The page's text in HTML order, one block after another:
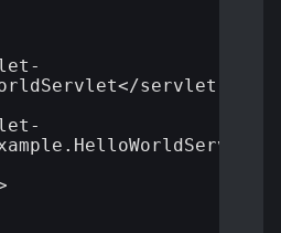
servlet-